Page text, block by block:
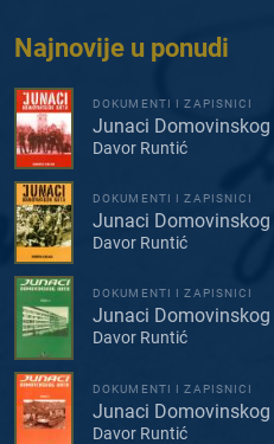
Najnovije u ponudi
DOKUMENTI I ZAPISNICI
Junaci
Davor Runtić
DOKUMENTI I ZAPISNICI
Junaci
Davor Runtić
DOKUMENTI I ZAPISNICI
Junaci
Davor Runtić
DOKUMENTI I ZAPISNICI
Junaci Domovinskog
Davor Runtić